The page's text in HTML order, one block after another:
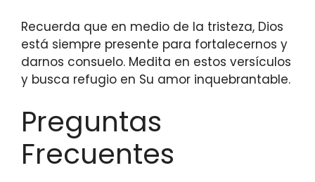
Recuerda que en medio de la tristeza, Dios
está siempre presente para fortalecernos y
darnos consuelo. Medita en estos versículos
y busca refugio en Su amor inquebrantable.
Preguntas
Frecuentes